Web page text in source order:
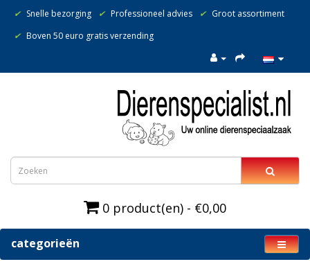
✔ Snelle bezorging ✔ Professioneel advies ✔ Groot assortiment
✔ Boven 50 euro gratis verzending
0 product(en) - €0,00
categorieën